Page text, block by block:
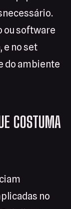
ou software
e no set
do ambiente
COSTUMA
no